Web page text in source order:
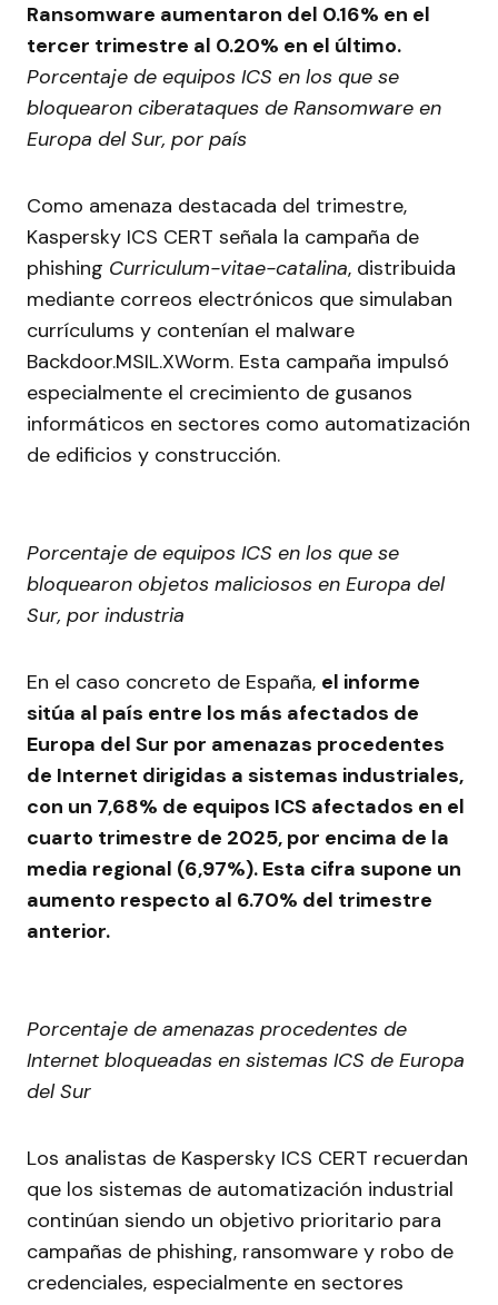
Ransomware aumentaron del 0.16% en el
tercer trimestre al 0.20% en el último.
Porcentaje de equipos ICS en los que se
bloquearon ciberataques de Ransomware en
Europa del Sur, por país
Como amenaza destacada del trimestre,
Kaspersky ICS CERT señala la campaña de
phishing Curriculum-vitae-catalina, distribuida
mediante correos electrónicos que simulaban
currículums y contenían el malware
Backdoor.MSIL.XWorm. Esta campaña impulsó
especialmente el crecimiento de gusanos
informáticos en sectores como automatización
de edificios y construcción.
Porcentaje de equipos ICS en los que se
bloquearon objetos maliciosos en Europa del
Sur, por industria
En el caso concreto de España, el informe
sitúa al país entre los más afectados de
Europa del Sur por amenazas procedentes
de Internet dirigidas a sistemas industriales,
con un 7,68% de equipos ICS afectados en el
cuarto trimestre de 2025, por encima de la
media regional (6,97%). Esta cifra supone un
aumento respecto al 6.70% del trimestre
anterior.
Porcentaje de amenazas procedentes de
Internet bloqueadas en sistemas ICS de Europa
del Sur
Los analistas de Kaspersky ICS CERT recuerdan
que los sistemas de automatización industrial
continúan siendo un objetivo prioritario para
campañas de phishing, ransomware y robo de
credenciales, especialmente en sectores